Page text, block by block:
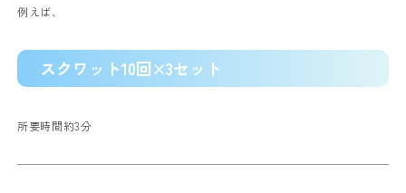
例えば、
スクワット10回×3セット
所要時間約3分